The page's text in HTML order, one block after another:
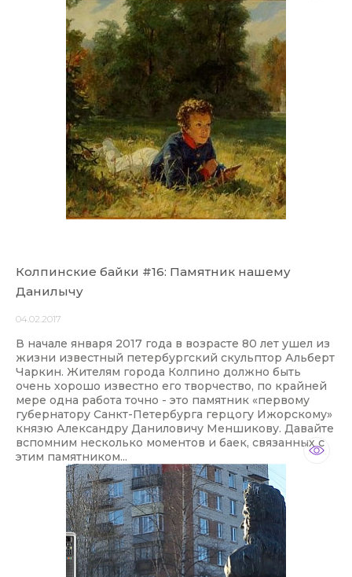
Колпинские байки #16: Памятник нашему
Данилычу
04.02.2017
В начале января 2017 года в возрасте 80 лет ушел из
жизни известный петербургский скульптор Альберт
Чаркин. Жителям города Колпино должно быть
очень хорошо известно его творчество, по крайней
мере одна работа точно - это памятник «первому
губернатору Санкт-Петербурга герцогу Ижорскому»
князю Александру Даниловичу Меншикову. Давайте
вспомним несколько моментов и баек, связанных с
этим памятником...